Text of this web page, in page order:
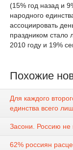
(15% год назад и
народного
ассоциировать
праздником
2010 году и 19%
Похожие
Для каждого
единства всего
Засони. Россию не
62% россиян